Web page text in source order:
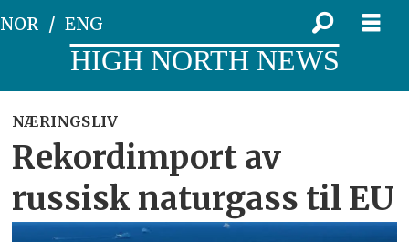
NOR ENG
HIGH NORTH NEWS
NÆRINGSLIV
Rekordimport av
russisk naturgass til EU